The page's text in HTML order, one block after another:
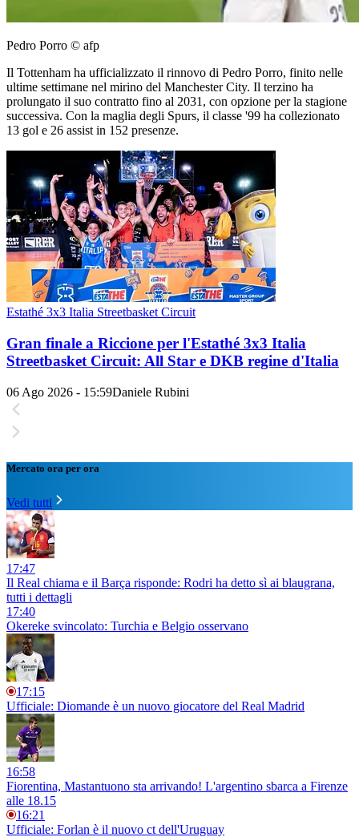
Pedro Porro © afp
Il Tottenham ha ufficializzato il rinnovo di Pedro Porro, finito nelle
ultime settimane nel mirino del Manchester City. Il terzino ha
prolungato il suo contratto fino al 2031, con opzione per la stagione
successiva. Con la maglia degli Spurs, il classe '99 ha collezionato
13 gol e 26 assist in 152 presenze.
Estathé 3x3 Italia Streetbasket Circuit
Gran finale a Riccione per l'Estathé 3x3 Italia
Streetbasket Circuit: All Star e DKB regine d'Italia
06 Ago 2026 - 15:59Daniele Rubini
Mercato ora per ora
Vedi tutti
17:47
Il Real chiama e il Barça risponde: Rodri ha detto sì ai blaugrana,
tutti i dettagli
17:40
Okereke svincolato: Turchia e Belgio osservano
17:15
Ufficiale: Diomande è un nuovo giocatore del Real Madrid
16:58
Fiorentina, Mastantuono sta arrivando! L'argentino sbarca a Firenze
alle 18.15
16:21
Ufficiale: Forlan è il nuovo ct dell'Uruguay